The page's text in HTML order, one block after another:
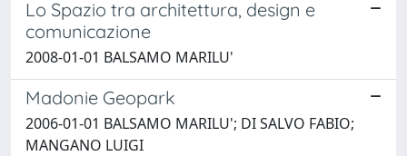
Lo Spazio tra architettura, design e
comunicazione
2008-01-01 BALSAMO MARILU'
Madonie Geopark
2006-01-01 BALSAMO MARILU'; DI SALVO FABIO;
MANGANO LUIGI